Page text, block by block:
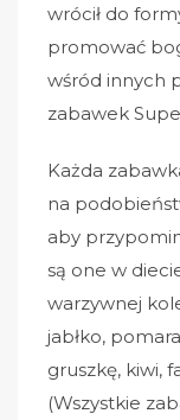
wrócił do
promować
wśród innych
zabawek
Każda
na
aby
są one w
warzywnej
jabłko,
gruszkę, kiwi,
(Wszystkie